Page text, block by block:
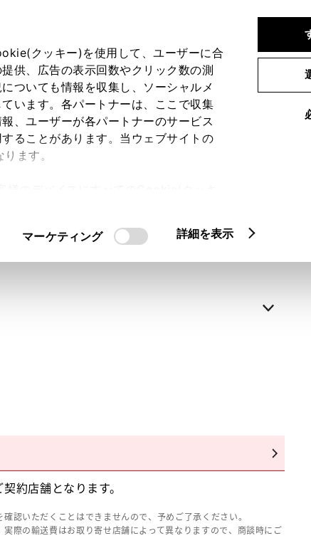
クッキー)を使用して、ユーザーに合
供、広告の表示回数やクリック数の測
ついても情報を収集し、ソーシャルメ
います。各パートナーは、ここで収集
、ユーザーが各パートナーのサービス
ることがあります。当ウェブサイトの
ます。
マーケティング 詳細を表示
容のご確認
ログインして自動入力
約店舗となります。
認いただくことはできませんので、予めご了承ください。
際の輸送費はお取り寄せ店舗によって異なりますので、商談時にご